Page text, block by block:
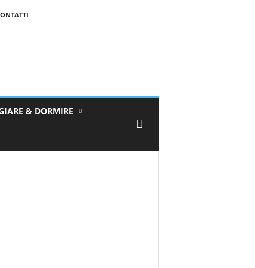
& DORMIRE